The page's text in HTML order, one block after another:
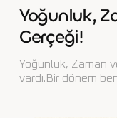
Yoğunluk,
Gerçeği!
Yoğunluk, Zaman
vardı.Bir dönem